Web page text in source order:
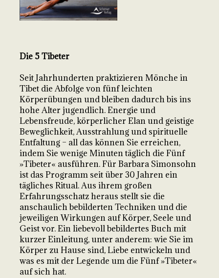
Die 5 Tibeter
Seit Jahrhunderten praktizieren Mönche in
Tibet die Abfolge von fünf leichten
Körperübungen und bleiben dadurch bis ins
hohe Alter jugendlich. Energie und
Lebensfreude, körperlicher Elan und geistige
Beweglichkeit, Ausstrahlung und spirituelle
Entfaltung – all das können Sie erreichen,
indem Sie wenige Minuten täglich die Fünf
»Tibeter« ausführen. Für Barbara Simonsohn
ist das Programm seit über 30 Jahren ein
tägliches Ritual. Aus ihrem großen
Erfahrungsschatz heraus stellt sie die
anschaulich bebilderten Techniken und die
jeweiligen Wirkungen auf Körper, Seele und
Geist vor. Ein liebevoll bebildertes Buch mit
kurzer Einleitung, unter anderem: wie Sie im
Körper zu Hause sind, Liebe entwickeln und
was es mit der Legende um die Fünf »Tibeter«
auf sich hat.